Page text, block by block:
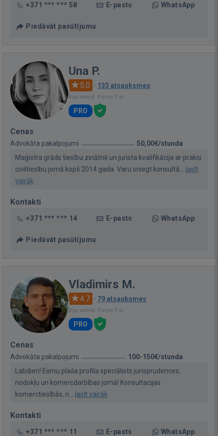
+371 *** *** 58 E-pasts WhatsApp
Piedāvāt pasūtījumu
Una P.
5.0 · 133 atsauksmes
Bija vietnē: Pirms 9 st.
PRO
Cenas
Advokāta pakalpojumi
50,00€/stunda
Maģistra grāds tiesību zinātnē un jurista kvalifikācija ar praksi
civiltiesību jomā kopš 2014.gada. Varu sniegt konsultā... lasīt
vairāk
Kontakti
+371 *** *** 14 E-pasts WhatsApp
Piedāvāt pasūtījumu
Vladimirs M.
4.7 · 79 atsauksmes
Bija vietnē: Pirms 9 st.
PRO
Cenas
Advokāta pakalpojumi
100-150€/stunda
Labdien! Esmu plaša profila speciālists jurisprudences,
nodokļu un komercdarbības jomā! Konsultacijas
komerctiesībās, n... lasīt vairāk
Kontakti
+371 *** *** 11 E-pasts WhatsApp